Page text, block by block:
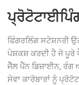
ਫਿੰਗਰਲਿੰਗ ਸਟੇਸ਼ਨਰੀ
ਪੇਸ਼ਕਸ਼ ਕਰਦੀ ਹੈ ਜੋ ਪੂਰੇ
ਜੈੱਲ ਪੈੱਨ ਡਿਜ਼ਾਈਨ, ਰੰਗ
ਸੇਵਾ ਕਾਰੋਬਾਰਾਂ ਨੂੰ